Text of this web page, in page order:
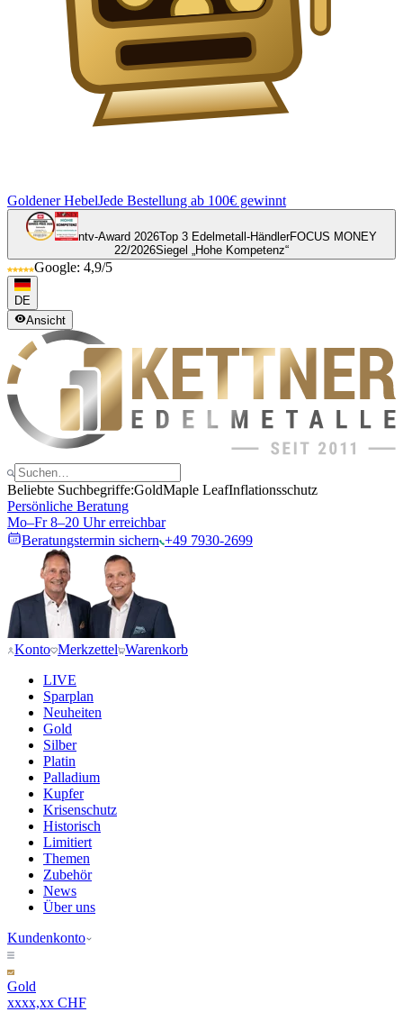
Goldener HebelJede Bestellung ab 100€ gewinnt
ntv-Award 2026Top 3 Edelmetall-HändlerFOCUS MONEY
22/2026Siegel „Hohe Kompetenz“
Google: 4,9/5
DE
Ansicht
Beliebte Suchbegriffe:GoldMaple LeafInflationsschutz
Persönliche Beratung
Mo–Fr 8–20 Uhr erreichbar
Beratungstermin sichern +49 7930-2699
Konto Merkzettel Warenkorb
LIVE
Sparplan
Neuheiten
Gold
Silber
Platin
Palladium
Kupfer
Krisenschutz
Historisch
Limitiert
Themen
Zubehör
News
Über uns
Kundenkonto
Gold
xxxx,xx CHF